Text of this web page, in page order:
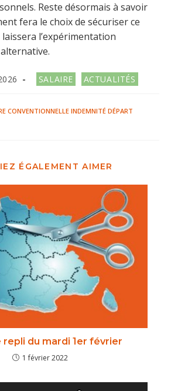
Reste désormais à savoir
fera le choix de sécuriser ce
l’expérimentation
Post
category:
SALAIRE ACTUALITÉS
CONVENTIONNELLE INDEMNITÉ DÉPART
ÉGALEMENT AIMER
repli du mardi 1er février
1 février 2022